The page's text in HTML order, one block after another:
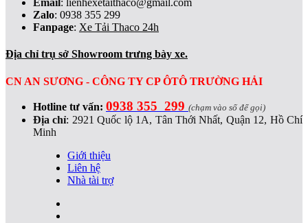
Email: lienhexetaithaco@gmail.com
Zalo: 0938 355 299
Fanpage: Xe Tải Thaco 24h
Địa chỉ trụ sở Showroom trưng bày xe.
CN AN SƯƠNG - CÔNG TY CP ÔTÔ TRƯỜNG HẢI
Hotline tư vấn: 0938 355 299 (chạm vào số để gọi)
Địa chỉ: 2921 Quốc lộ 1A, Tân Thới Nhất, Quận 12, Hồ Chí
Minh
Giới thiệu
Liên hệ
Nhà tài trợ